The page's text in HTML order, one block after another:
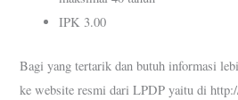
IPK 3.00
Bagi yang tertarik dan butuh informasi
ke website resmi dari LPDP yaitu di